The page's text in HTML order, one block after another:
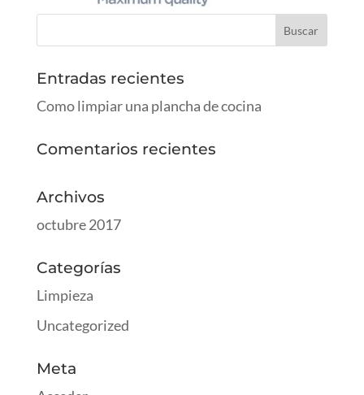
Entradas recientes
Como limpiar una plancha de cocina
Comentarios recientes
Archivos
octubre 2017
Categorías
Limpieza
Uncategorized
Meta